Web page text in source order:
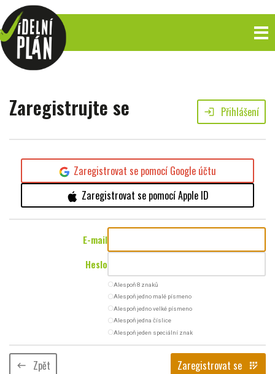
Zaregistrujte se login Přihlášení
Zaregistrovat se pomocí Google účtu
Zaregistrovat se pomocí Apple ID
E-mail
Heslo
radio_button_uncheckedAlespoň 8 znaků
radio_button_uncheckedAlespoň jedno malé písmeno
radio_button_uncheckedAlespoň jedno velké písmeno
radio_button_uncheckedAlespoň jedna číslice
radio_button_uncheckedAlespoň jeden speciální znak
keyboard_backspace Zpět Zaregistrovat se app_registration